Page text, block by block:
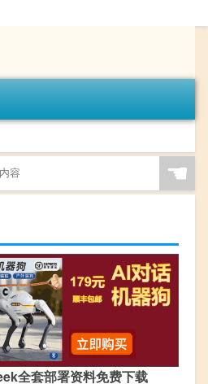
☚
全套部署资料免费下载